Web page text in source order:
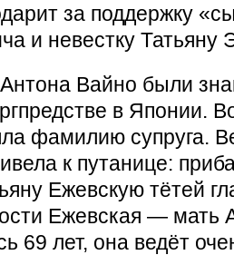
за поддержку
и невестку Татьяну
Вайно были
в Японии.
фамилию супруга.
к путанице:
Ежевскую тётей
Ежевская — мать
69 лет, она ведёт